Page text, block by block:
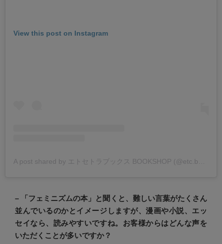
View this post on Instagram
A post shared by エトセトラブックス BOOKSHOP (@etc.books_bookshop)
– 「フェミニズムの本」と聞くと、難しい言葉がたくさん
並んでいるのかとイメージしますが、漫画や小説、エッ
セイなら、読みやすいですね。お客様からはどんな声を
いただくことが多いですか？